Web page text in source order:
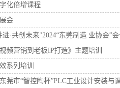
化倍增课程
会
·共创未来"2024“东莞制造 业协会”
频营销到老板IP打造》主题培训
系列培训
莞市“智控陶杯”PLC工业设计安装与